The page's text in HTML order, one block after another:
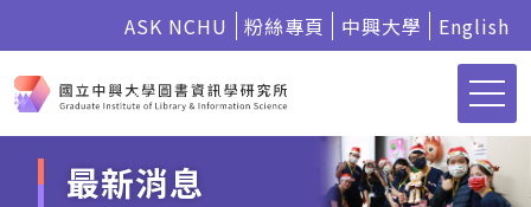
ASK NCHU 粉絲專頁 中興大學 English
最新消息